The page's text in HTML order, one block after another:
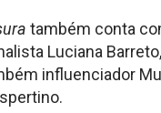
também conta
Luciana
influenciador